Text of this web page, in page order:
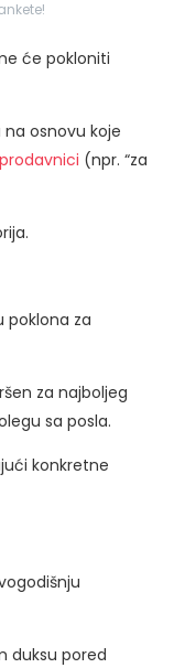
će pokloniti
osnovu koje
(npr. “za
poklona za
za najboljeg
sa posla.
konkretne
duksu pored